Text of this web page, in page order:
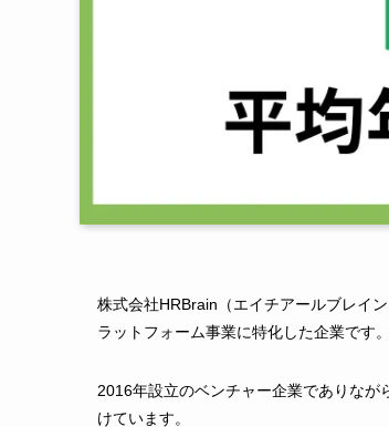
株式会社HRBrain（エイチアールブレイ
ラットフォーム事業に特化した企業です。
2016年設立のベンチャー企業でありなが
けています。